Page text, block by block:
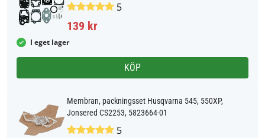
5
139 kr
I eget lager
KÖP
Membran, packningsset Husqvarna 545, 550XP,
Jonsered CS2253, 5823664-01
5